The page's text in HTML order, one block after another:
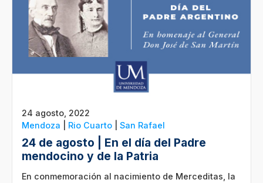
24 agosto, 2022
Mendoza
Rio Cuarto San Rafael
24 de agosto | En el día del Padre
mendocino y de la Patria
En conmemoración al nacimiento de Merceditas, la